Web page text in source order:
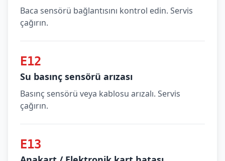
Baca sensörü bağlantısını kontrol edin. Servis
çağırın.
E12
Su basınç sensörü arızası
Basınç sensörü veya kablosu arızalı. Servis
çağırın.
E13